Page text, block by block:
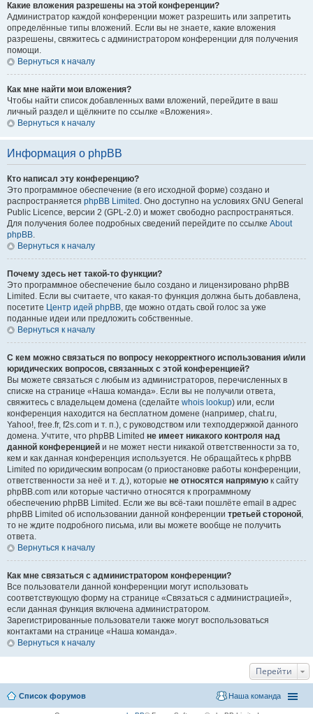
Какие вложения разрешены на этой конференции?
Администратор каждой конференции может разрешить или запретить
определённые типы вложений. Если вы не знаете, какие вложения
разрешены, свяжитесь с администратором конференции для получения
помощи.
Вернуться к началу
Как мне найти мои вложения?
Чтобы найти список добавленных вами вложений, перейдите в ваш
личный раздел и щёлкните по ссылке «Вложения».
Вернуться к началу
Информация о phpBB
Кто написал эту конференцию?
Это программное обеспечение (в его исходной форме) создано и
распространяется phpBB Limited . Оно доступно на условиях GNU General
Public Licence, версии 2 (GPL-2.0) и может свободно распространяться.
Для получения более подробных сведений перейдите по ссылке About
phpBB.
Вернуться к началу
Почему здесь нет такой-то функции?
Это программное обеспечение было создано и лицензировано phpBB
Limited. Если вы считаете, что какая-то функция должна быть добавлена,
посетите Центр идей phpBB, где можно отдать свой голос за уже
поданные идеи или предложить собственные.
Вернуться к началу
С кем можно связаться по вопросу некорректного использования и/или
юридических вопросов, связанных с этой конференцией?
Вы можете связаться с любым из администраторов, перечисленных в
списке на странице «Наша команда». Если вы не получили ответа,
свяжитесь с владельцем домена (сделайте whois lookup) или, если
конференция находится на бесплатном домене (например, chat.ru,
Yahoo!, free.fr, f2s.com и т. п.), с руководством или техподдержкой данного
домена. Учтите, что phpBB Limited не имеет никакого контроля над
данной конференцией и не может нести никакой ответственности за то,
кем и как данная конференция используется. Не обращайтесь к phpBB
Limited по юридическим вопросам (о приостановке работы конференции,
ответственности за неё и т. д.), которые не относятся напрямую к сайту
phpBB.com или которые частично относятся к программному
обеспечению phpBB Limited. Если же вы всё-таки пошлёте email в адрес
phpBB Limited об использовании данной конференции третьей стороной,
то не ждите подробного письма, или вы можете вообще не получить
ответа.
Вернуться к началу
Как мне связаться с администратором конференции?
Все пользователи данной конференции могут использовать
соответствующую форму на странице «Связаться с администрацией»,
если данная функция включена администратором.
Зарегистрированные пользователи также могут воспользоваться
контактами на странице «Наша команда».
Вернуться к началу
Перейти
Список форумов Наша команда